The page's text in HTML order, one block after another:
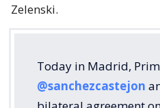
Zelenski.
Today in Madrid,
@sanchezcastejon